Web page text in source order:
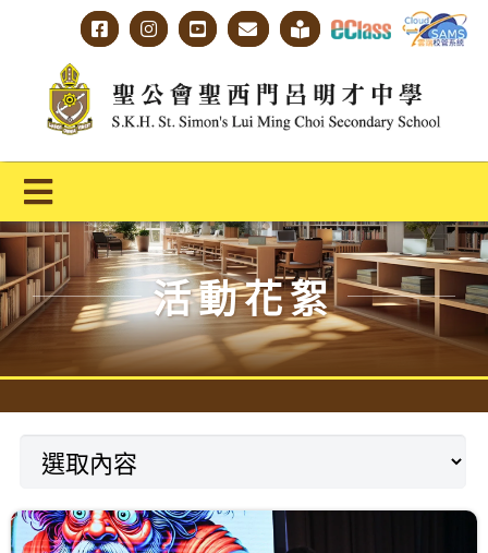
content
Toggle
Navigation
主頁
學校概覽
明才人學習藍圖
明才人成長階梯
教師專業社群
學生成就與學校活動
活動花絮